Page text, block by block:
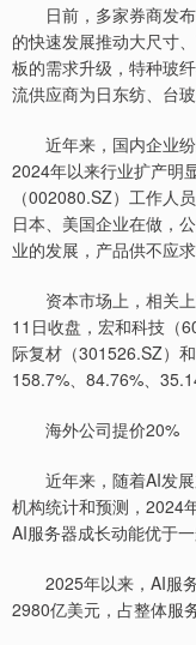
日前，多家券商发布
的快速发展推动大尺寸
板的需求升级，特种玻
流供应商为日东纺、台
近年来，国内企业纷
2024年以来行业扩产明
（002080.SZ）工作人
日本、美国企业在做，
业的发展，产品供不应
资本市场上，相关上
11日收盘，宏和科技（
际复材（301526.SZ）
158.7%、84.76%、
海外公司提价20%
近年来，随着AI发展
机构统计和预测，2024
AI服务器成长动能优于
2025年以来，AI服务
2980亿美元，占整体服